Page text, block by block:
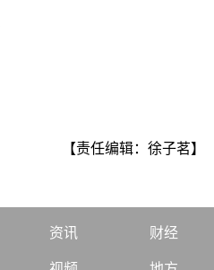
【责任编辑：徐子茗】
资讯 财经